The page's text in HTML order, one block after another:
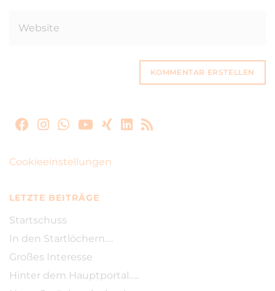
Cookieeinstellungen
LETZTE BEITRÄGE
Startschuss
In den Startlöchern….
Großes Interesse
Hinter dem Hauptportal…..